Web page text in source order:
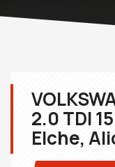
2.0 TDI
Elche,